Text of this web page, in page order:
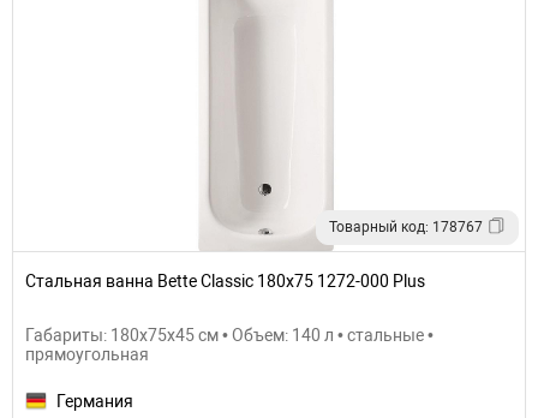
Товарный код: 178767
Стальная ванна Bette Classic 180х75 1272-000 Plus
Габариты: 180x75x45 см • Объем: 140 л • стальные •
прямоугольная
Германия